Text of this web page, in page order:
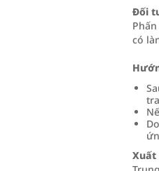
Đối
có